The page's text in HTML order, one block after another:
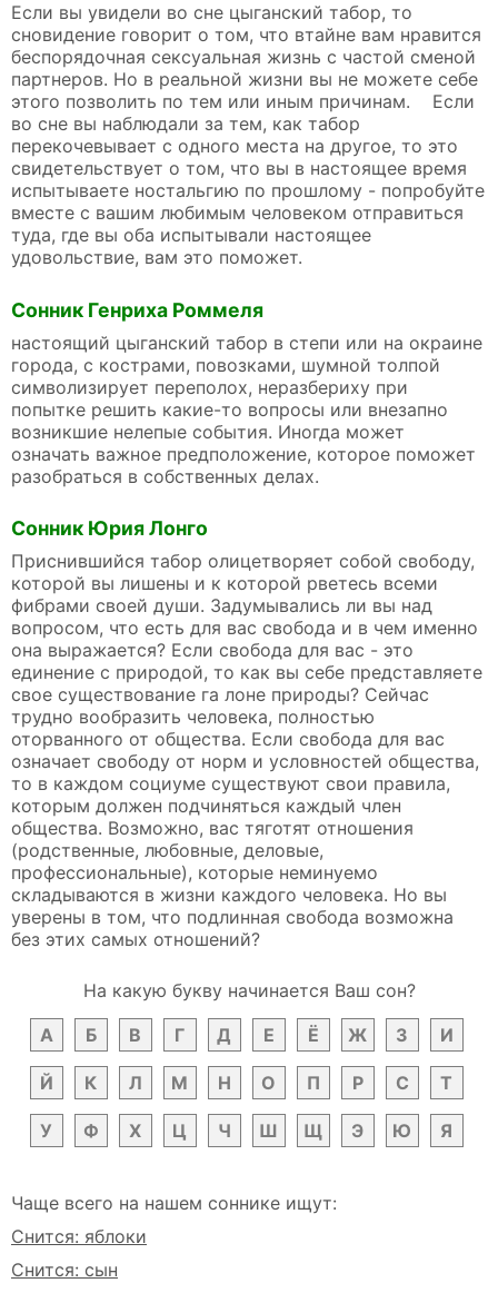
Если вы увидели во сне цыганский табор, то
сновидение говорит о том, что втайне вам нравится
беспорядочная сексуальная жизнь с частой сменой
партнеров. Но в реальной жизни вы не можете себе
этого позволить по тем или иным причинам. Если
во сне вы наблюдали за тем, как табор
перекочевывает с одного места на другое, то это
свидетельствует о том, что вы в настоящее время
испытываете ностальгию по прошлому - попробуйте
вместе с вашим любимым человеком отправиться
туда, где вы оба испытывали настоящее
удовольствие, вам это поможет.
Сонник Генриха Роммеля
настоящий цыганский табор в степи или на окраине
города, с кострами, повозками, шумной толпой
символизирует переполох, неразбериху при
попытке решить какие-то вопросы или внезапно
возникшие нелепые события. Иногда может
означать важное предположение, которое поможет
разобраться в собственных делах.
Сонник Юрия Лонго
Приснившийся табор олицетворяет собой свободу,
которой вы лишены и к которой рветесь всеми
фибрами своей души. Задумывались ли вы над
вопросом, что есть для вас свобода и в чем именно
она выражается? Если свобода для вас - это
единение с природой, то как вы себе представляете
свое существование га лоне природы? Сейчас
трудно вообразить человека, полностью
оторванного от общества. Если свобода для вас
означает свободу от норм и условностей общества,
то в каждом социуме существуют свои правила,
которым должен подчиняться каждый член
общества. Возможно, вас тяготят отношения
(родственные, любовные, деловые,
профессиональные), которые неминуемо
складываются в жизни каждого человека. Но вы
уверены в том, что подлинная свобода возможна
без этих самых отношений?
На какую букву начинается Ваш сон?
А
Б В Г Д Е Ё Ж З И
Й К Л М Н О П Р С Т
У Ф Х Ц Ч Ш Щ Э Ю Я
Чаще всего на нашем соннике ищут:
Снится: яблоки
Снится: сын